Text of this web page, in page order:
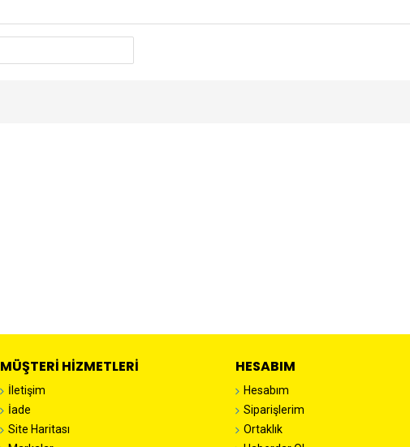
MÜŞTERI HIZMETLERI
İletişim
İade
Site Haritası
HESABIM
Hesabım
Siparişlerim
Ortaklık